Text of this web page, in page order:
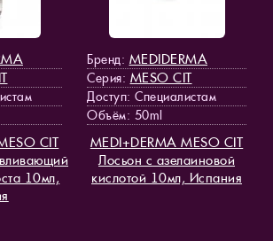
СIT
10мл,
Бренд: MEDIDERMA
Серия: MESO СIT
Доступ: Специалистам
Объём: 50ml
MEDI+DERMA MESO СIT
Лосьон с азелаиновой
кислотой 10мл, Испания